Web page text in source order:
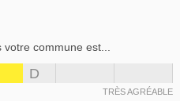
commune est...
D
TRÈS AGRÉABLE